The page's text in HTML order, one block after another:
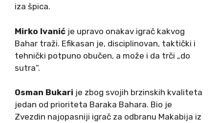
iza špica.
Mirko Ivanić je upravo onakav igrač kakvog
Bahar traži. Efikasan je, disciplinovan, taktički i
tehnički potpuno obučen, a može i da trči „do
sutra“.
Osman Bukari je zbog svojih brzinskih kvaliteta
jedan od prioriteta Baraka Bahara. Bio je
Zvezdin najopasniji igrač za odbranu Makabija iz